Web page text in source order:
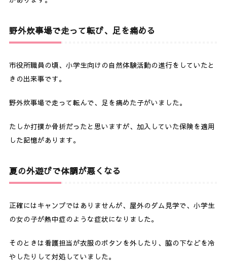
野外炊事場で走って転び、足を痛める
市役所職員の頃、小学生向けの自然体験活動の進行をしていたと
きの出来事です。
野外炊事場で走って転んで、足を痛めた子がいました。
たしか打撲か骨折だったと思いますが、加入していた保険を適用
した記憶があります。
夏の外遊びで体調が悪くなる
正確にはキャンプではありませんが、屋外のダム見学で、小学生
の女の子が熱中症のような症状になりました。
そのときは看護担当が衣服のボタンを外したり、脇の下などを冷
やしたりして対処していました。